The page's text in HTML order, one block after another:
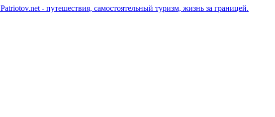
Patriotov.net - путешествия, самостоятельный туризм, жизнь за границей.